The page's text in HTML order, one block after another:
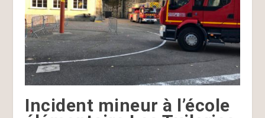
Incident mineur à l’école